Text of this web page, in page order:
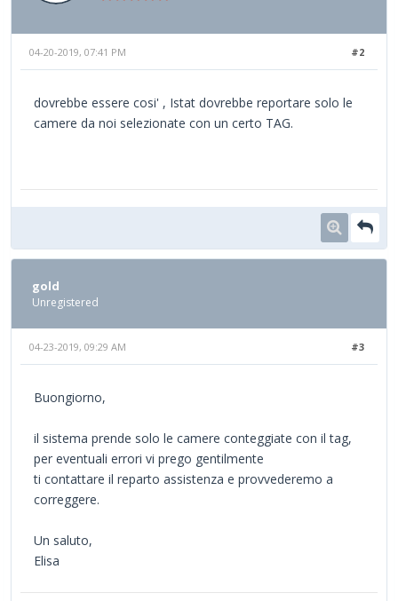
#2
04-20-2019, 07:41 PM
dovrebbe essere cosi' , Istat dovrebbe reportare solo le
camere da noi selezionate con un certo TAG.
gold
Unregistered
#3
04-23-2019, 09:29 AM
Buongiorno,
il sistema prende solo le camere conteggiate con il tag,
per eventuali errori vi prego gentilmente
ti contattare il reparto assistenza e provvederemo a
correggere.
Un saluto,
Elisa